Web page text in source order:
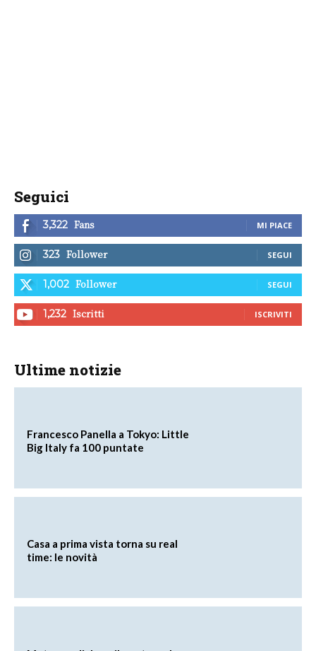
Seguici
3,322 Fans MI PIACE
323 Follower SEGUI
1,002 Follower SEGUI
1,232 Iscritti ISCRIVITI
Ultime notizie
Francesco Panella a Tokyo: Little
Big Italy fa 100 puntate
Casa a prima vista torna su real
time: le novità